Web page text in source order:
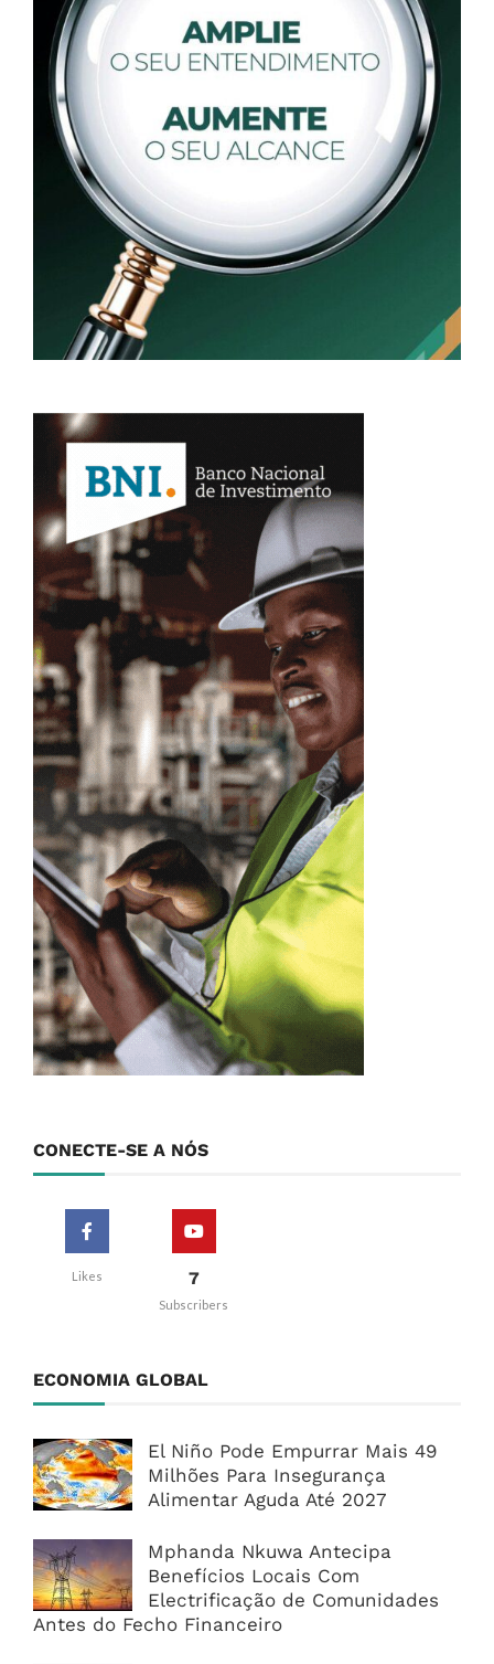
CONECTE-SE A NÓS
Likes 7
Subscribers
ECONOMIA GLOBAL
El Niño Pode Empurrar Mais 49
Milhões Para Insegurança
Alimentar Aguda Até 2027
Mphanda Nkuwa Antecipa
Benefícios Locais Com
Electrificação de Comunidades
Antes do Fecho Financeiro